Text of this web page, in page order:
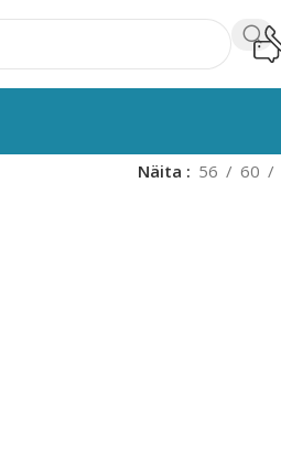
Näita 56 60